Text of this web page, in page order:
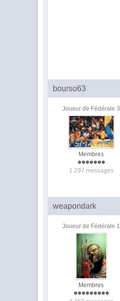
bourso63
Joueur de Fédérale 3
Membres
1 297 messages
weapondark
Joueur de Fédérale 1
Membres